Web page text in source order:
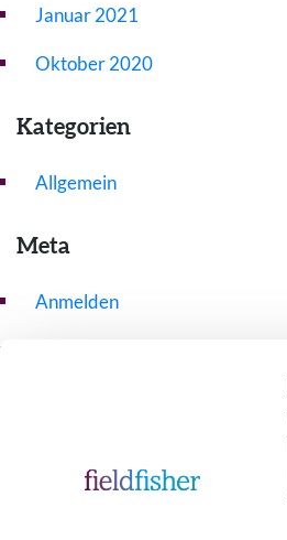
Januar 2021
Oktober 2020
Kategorien
Allgemein
Meta
Anmelden